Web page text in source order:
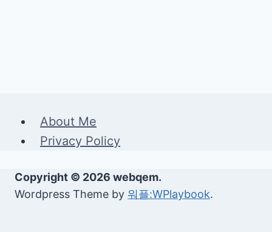
About Me
Privacy Policy
Copyright © 2026 webqem.
Wordpress Theme by 워플:WPlaybook.